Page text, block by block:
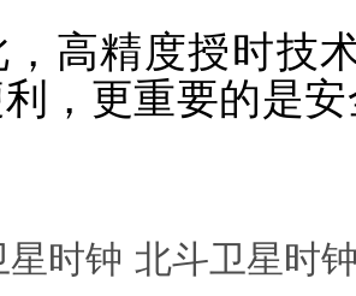
，高精度授时技
，更重要的是
星时钟 北斗卫星时